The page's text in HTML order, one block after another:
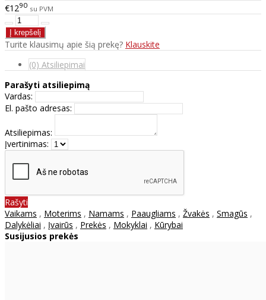
€1290 su PVM
Turite klausimų apie šią prekę? Klauskite
(0) Atsiliepimai
Parašyti atsiliepimą
Vardas:
El. pašto adresas:
Atsiliepimas:
Įvertinimas:
Rašyti
Vaikams , Moterims , Namams , Paaugliams , Žvakės , Smagūs ,
Dalykėliai , Įvairūs , Prekės , Mokyklai , Kūrybai
Susijusios prekės